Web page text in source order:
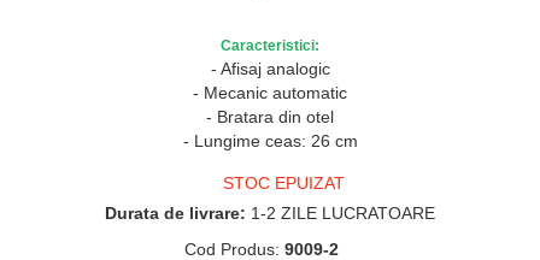
Caracteristici:
- Afisaj analogic
- Mecanic automatic
- Bratara din otel
- Lungime ceas: 26 cm
STOC EPUIZAT
Durata de livrare: 1-2 ZILE LUCRATOARE
Cod Produs: 9009-2